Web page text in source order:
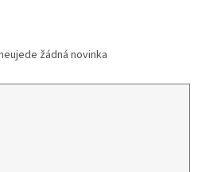
žádná novinka